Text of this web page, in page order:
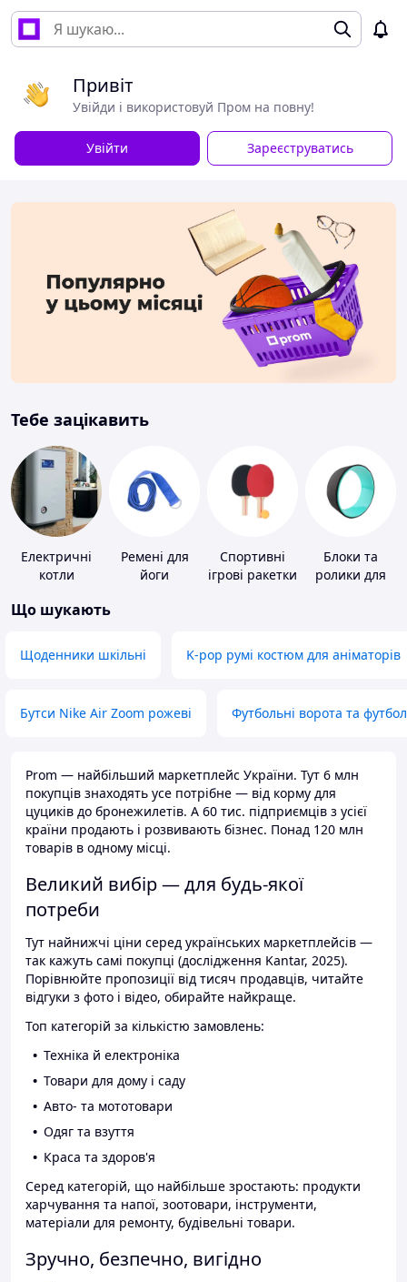
Привіт
Увійди і використовуй Пром на повну!
Увійти Зареєструватись
Тебе зацікавить
Електричні
котли
Ремені для
йоги
Спортивні
ігрові ракетки
Блоки та
ролики для
Що шукають
Щоденники шкільні K-pop румі костюм для аніматорів
Бутси Nike Air Zoom рожеві Футбольні ворота та
Prom — найбільший маркетплейс України. Тут 6 млн
покупців знаходять усе потрібне — від корму для
цуциків до бронежилетів. А 60 тис. підприємців з усієї
країни продають і розвивають бізнес. Понад 120 млн
товарів в одному місці.
Великий вибір — для будь-якої
потреби
Тут найнижчі ціни серед українських маркетплейсів —
так кажуть самі покупці (дослідження Kantar, 2025).
Порівнюйте пропозиції від тисяч продавців, читайте
відгуки з фото і відео, обирайте найкраще.
Топ категорій за кількістю замовлень:
Техніка й електроніка
Товари для дому і саду
Авто- та мототовари
Одяг та взуття
Краса та здоров'я
Серед категорій, що найбільше зростають: продукти
харчування та напої, зоотовари, інструменти,
матеріали для ремонту, будівельні товари.
Зручно, безпечно, вигідно